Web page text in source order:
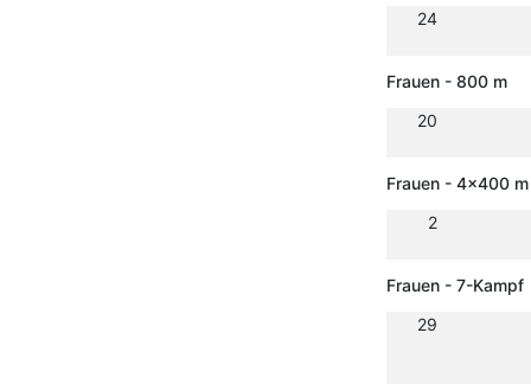
24
Frauen - 800 m
20
Frauen - 4x400
2
Frauen - 7-Kampf
29